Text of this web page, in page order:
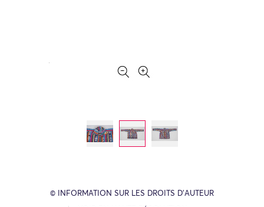
© INFORMATION SUR LES DROITS D’AUTEUR